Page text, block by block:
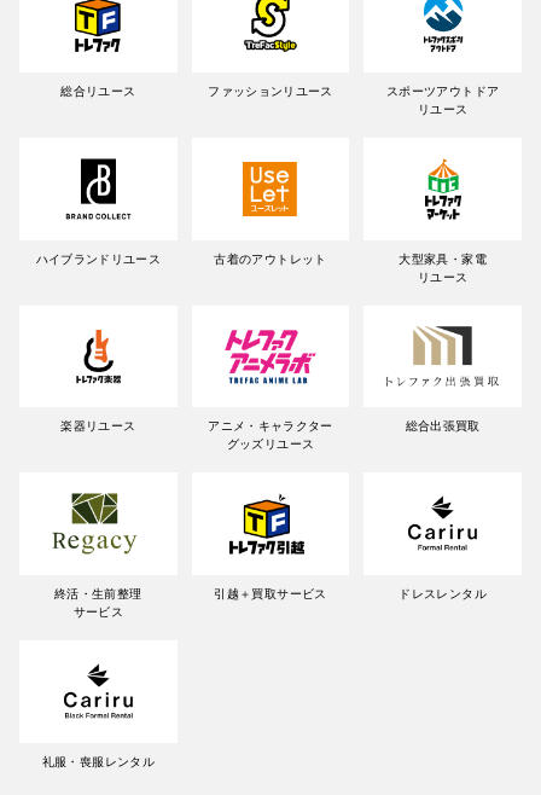
総合リユース ファッションリユース
スポーツアウトドア
リユース
ハイブランドリユース 古着のアウトレット
大型家具・家電
リユース
楽器リユース
アニメ・キャラクター
グッズリユース
総合出張買取
終活・生前整理
サービス
引越＋買取サービス ドレスレンタル
礼服・喪服レンタル